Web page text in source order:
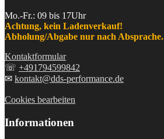
Mo.-Fr.: 09 bis 17Uhr
Achtung, kein Ladenverkauf!
Abholung/Abgabe nur nach Absprache.
Kontaktformular
☏ +491794599842
✉ kontakt@dds-performance.de
Cookies bearbeiten
Informationen